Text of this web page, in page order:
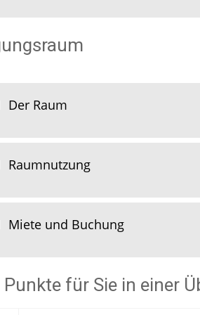
Der Raum
Raumnutzung
Miete und Buchung
Punkte für Sie in einer